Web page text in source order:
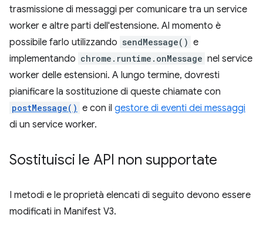
trasmissione di messaggi per comunicare tra un service
worker e altre parti dell'estensione. Al momento è
possibile farlo utilizzando sendMessage() e
implementando chrome.runtime.onMessage nel service
worker delle estensioni. A lungo termine, dovresti
pianificare la sostituzione di queste chiamate con
postMessage() e con il gestore di eventi dei messaggi
di un service worker.
Sostituisci le API non supportate
I metodi e le proprietà elencati di seguito devono essere
modificati in Manifest V3.